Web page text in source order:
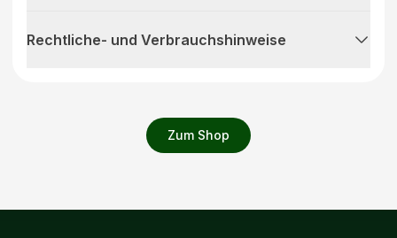
Zum Shop
Rechtliche- und Verbrauchshinweise